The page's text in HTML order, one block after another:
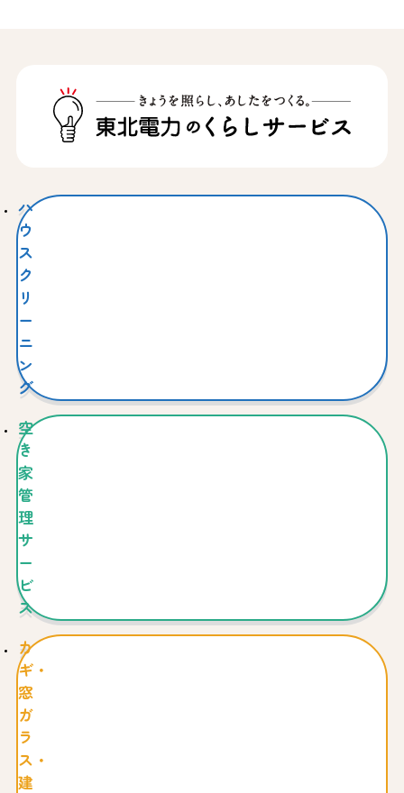
ハ
ウ
ス
ク
リ
ー
ニ
ン
グ
空
き
家
管
理
サ
ー
ビ
ス
カ
ギ・
窓
ガ
ラ
ス・
建